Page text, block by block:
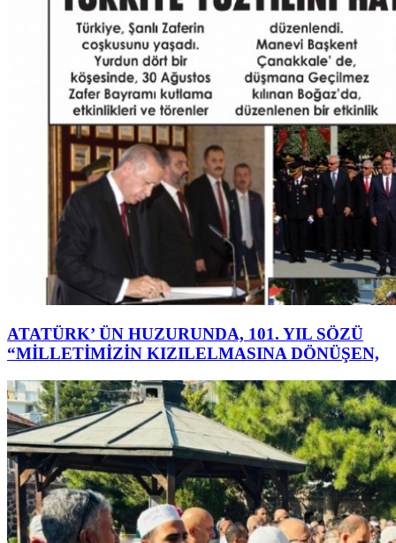
ATATÜRK’ ÜN HUZURUNDA, 101. YIL SÖZÜ
“MİLLETİMİZİN KIZILELMASINA DÖNÜŞEN,